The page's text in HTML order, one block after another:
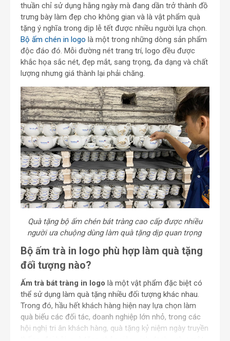
thuần chỉ sử dụng hằng ngày mà đang dần trở thành đồ
trưng bày làm đẹp cho không gian và là vật phẩm quà
tặng ý nghĩa trong dịp lễ tết được nhiều người lựa chọn.
Bộ ấm chén in logo là một trong những dòng sản phẩm
độc đáo đó. Mỗi đường nét trang trí, logo đều được
khắc họa sắc nét, đẹp mắt, sang trọng, đa dạng và chất
lượng nhưng giá thành lại phải chăng.
Quà tặng bộ ấm chén bát tràng cao cấpđược nhiều
người ưa chuộng dùng làm quà tặng dịp quan trọng
Bộ ấm trà in logo phù hợp làm quà tặng
đối tượng nào?
Ấm trà bát tràng in logo là một vật phẩm đặc biệt có
thể sử dụng làm quà tặng nhiều đối tượng khác nhau.
Trong đó, hầu hết khách hàng hiện nay lựa chọn làm
quà biếu các đối tác, doanh nghiệp lớn nhỏ, trong các
hội nghị tri ân khách hàng, quà tặng kỷ niệm ngày truyền